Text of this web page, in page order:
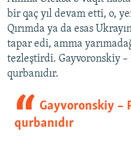
bir qaç yıl devam etti, o,
Qırımda ya da esas
tapar edi, amma
tezleştirdi. Gayvoronskiy
qurbanıdır.
Gayvoronskiy
qurbanıdır